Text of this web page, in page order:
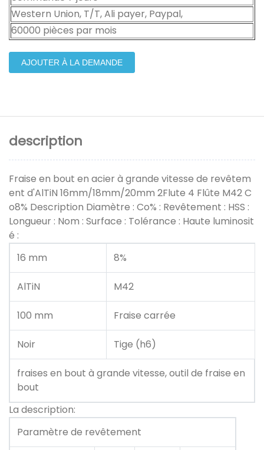
Western Union, T/T, Ali payer, Paypal,
60000 pièces par mois
AJOUTER À LA DEMANDE
description
Fraise en bout en acier à grande vitesse de revêtem
ent d'AlTiN 16mm/18mm/20mm 2Flute 4 Flûte M42 C
o8% Description Diamètre : Co% : Revêtement : HSS :
Longueur : Nom : Surface : Tolérance : Haute luminosit
é :
16 mm
8%
AlTiN M42
100 mm Fraise carrée
Noir Tige (h6)
fraises en bout à grande vitesse, outil de fraise en
bout
La description:
Paramètre de revêtement